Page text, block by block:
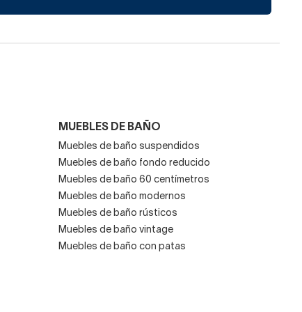
MUEBLES DE BAÑO
Muebles de baño suspendidos
Muebles de baño fondo reducido
Muebles de baño 60 centímetros
Muebles de baño modernos
Muebles de baño rústicos
Muebles de baño vintage
Muebles de baño con patas